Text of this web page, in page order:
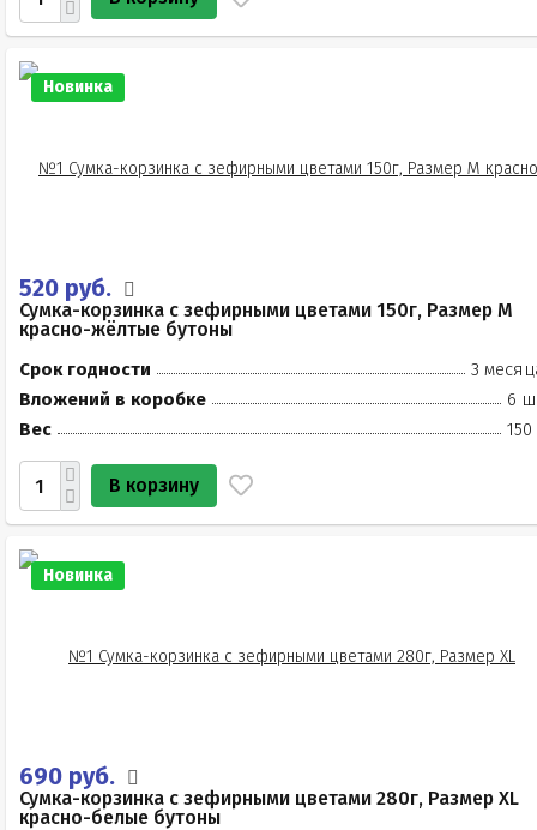
Новинка
520 руб.
Сумка-корзинка с зефирными цветами 150г, Размер М
красно-жёлтые бутоны
Срок годности
3
Вложений в коробке
6
Вес
150
В корзину
Новинка
690 руб.
Сумка-корзинка с зефирными цветами 280г, Размер XL
красно-белые бутоны